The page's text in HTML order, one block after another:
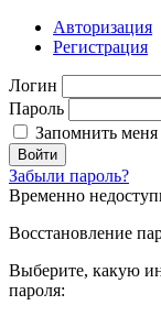
Авторизация
Регистрация
Логин
Пароль
Запомнить меня
Войти
Забыли пароль?
Временно
Восстановление
Выберите, какую
пароля: